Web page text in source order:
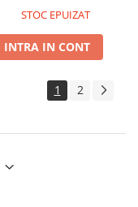
STOC EPUIZAT
INTRA IN CONT
1 2